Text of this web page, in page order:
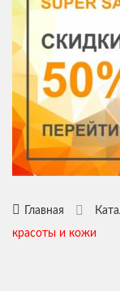
Кофе
Плацента
Главная
красоты и кожи